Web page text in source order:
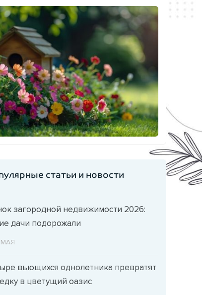
статьи и новости
загородной недвижимости 2026:
дачи подорожали
МАЯ
вьющихся однолетника превратят
в цветущий оазис